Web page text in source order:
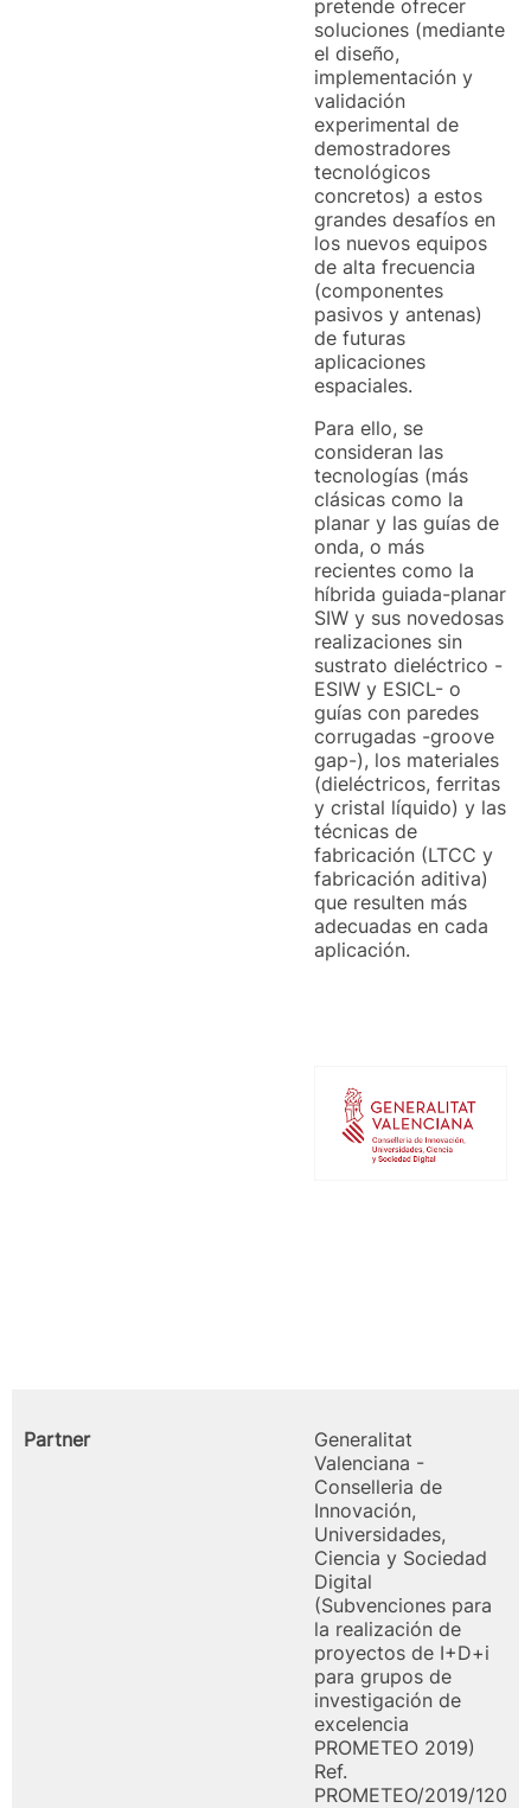
pretende ofrecer
soluciones (mediante
el diseño,
implementación y
validación
experimental de
demostradores
tecnológicos
concretos) a estos
grandes desafíos en
los nuevos equipos
de alta frecuencia
(componentes
pasivos y antenas)
de futuras
aplicaciones
espaciales.
Para ello, se
consideran las
tecnologías (más
clásicas como la
planar y las guías de
onda, o más
recientes como la
híbrida guiada-planar
SIW y sus novedosas
realizaciones sin
sustrato dieléctrico -
ESIW y ESICL- o
guías con paredes
corrugadas -groove
gap-), los materiales
(dieléctricos, ferritas
y cristal líquido) y las
técnicas de
fabricación (LTCC y
fabricación aditiva)
que resulten más
adecuadas en cada
aplicación.
Partner
Generalitat
Valenciana -
Conselleria de
Innovación,
Universidades,
Ciencia y Sociedad
Digital
(Subvenciones para
la realización de
proyectos de I+D+i
para grupos de
investigación de
excelencia
PROMETEO 2019)
Ref.
PROMETEO/2019/120